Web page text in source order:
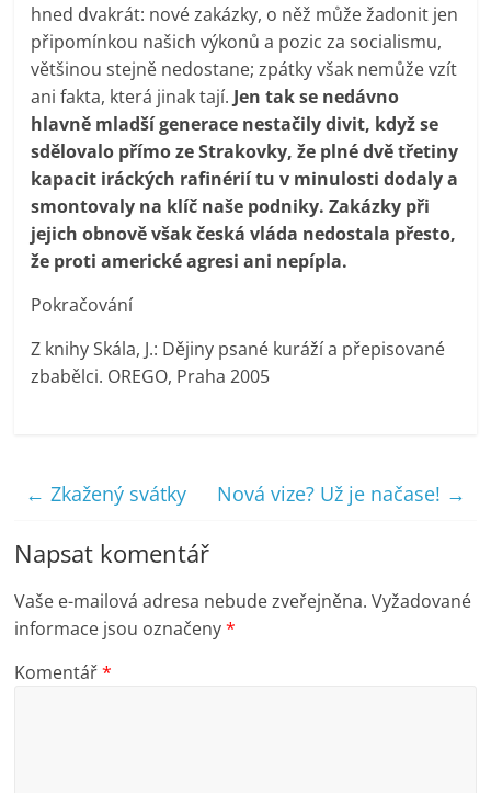
hned dvakrát: nové zakázky, o něž může žadonit jen
připomínkou našich výkonů a pozic za socialismu,
většinou stejně nedostane; zpátky však nemůže vzít
ani fakta, která jinak tají. Jen tak se nedávno
hlavně mladší generace nestačily divit, když se
sdělovalo přímo ze Strakovky, že plné dvě třetiny
kapacit iráckých rafinérií tu v minulosti dodaly a
smontovaly na klíč naše podniky. Zakázky při
jejich obnově však česká vláda nedostala přesto,
že proti americké agresi ani nepípla.
Pokračování
Z knihy Skála, J.: Dějiny psané kuráží a přepisované
zbabělci. OREGO, Praha 2005
← Zkažený svátky Nová vize? Už je načase! →
Napsat komentář
Vaše e-mailová adresa nebude zveřejněna. Vyžadované
informace jsou označeny*
Komentář*